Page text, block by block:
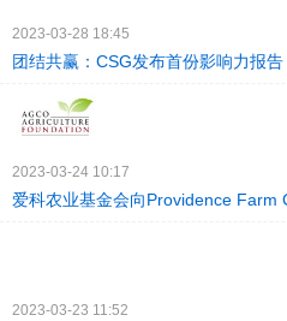
2023-03-28 18:45
团结共赢：CSG发布首份影响力报告
2023-03-24 10:17
爱科农业基金会向Providence Farm
2023-03-23 11:52